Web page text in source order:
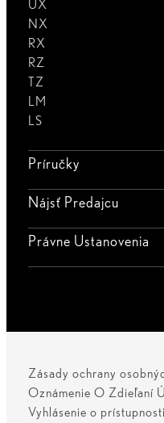
UX
NX
RX
RZ
TZ
LM
LS
Príručky
Nájsť Predajcu
Právne Ustanovenia
Zásady ochrany
Oznámenie O Zdieľaní
Vyhlásenie o